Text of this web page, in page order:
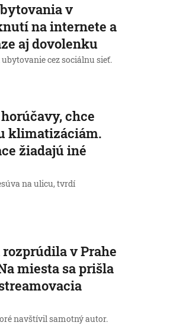
v
na internete a
aj dovolenku
cez sociálnu sieť.
chce
klimatizáciám.
žiadajú iné
na ulicu, tvrdí
v Prahe
miesta sa prišla
navštívil samotný autor.